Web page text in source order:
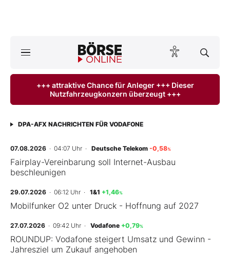
ktuelle Ausgabe BÖRSE ONLINE lesen
Anlageprodukte
Finanz-Check
Abo & Shop
BO-Musterdepots
Experten
Mein B:O
+++ attraktive Chance für Anleger +++ Dieser
Nutzfahrzeugkonzern überzeugt +++
DPA-AFX NACHRICHTEN FÜR VODAFONE
07.08.2026 · 04:07 Uhr · Deutsche Telekom -0,58%
Fairplay-Vereinbarung soll Internet-Ausbau
beschleunigen
29.07.2026 · 06:12 Uhr · 1&1 +1,46%
Mobilfunker O2 unter Druck - Hoffnung auf 2027
27.07.2026 · 09:42 Uhr · Vodafone +0,79%
ROUNDUP: Vodafone steigert Umsatz und Gewinn -
Jahresziel um Zukauf angehoben